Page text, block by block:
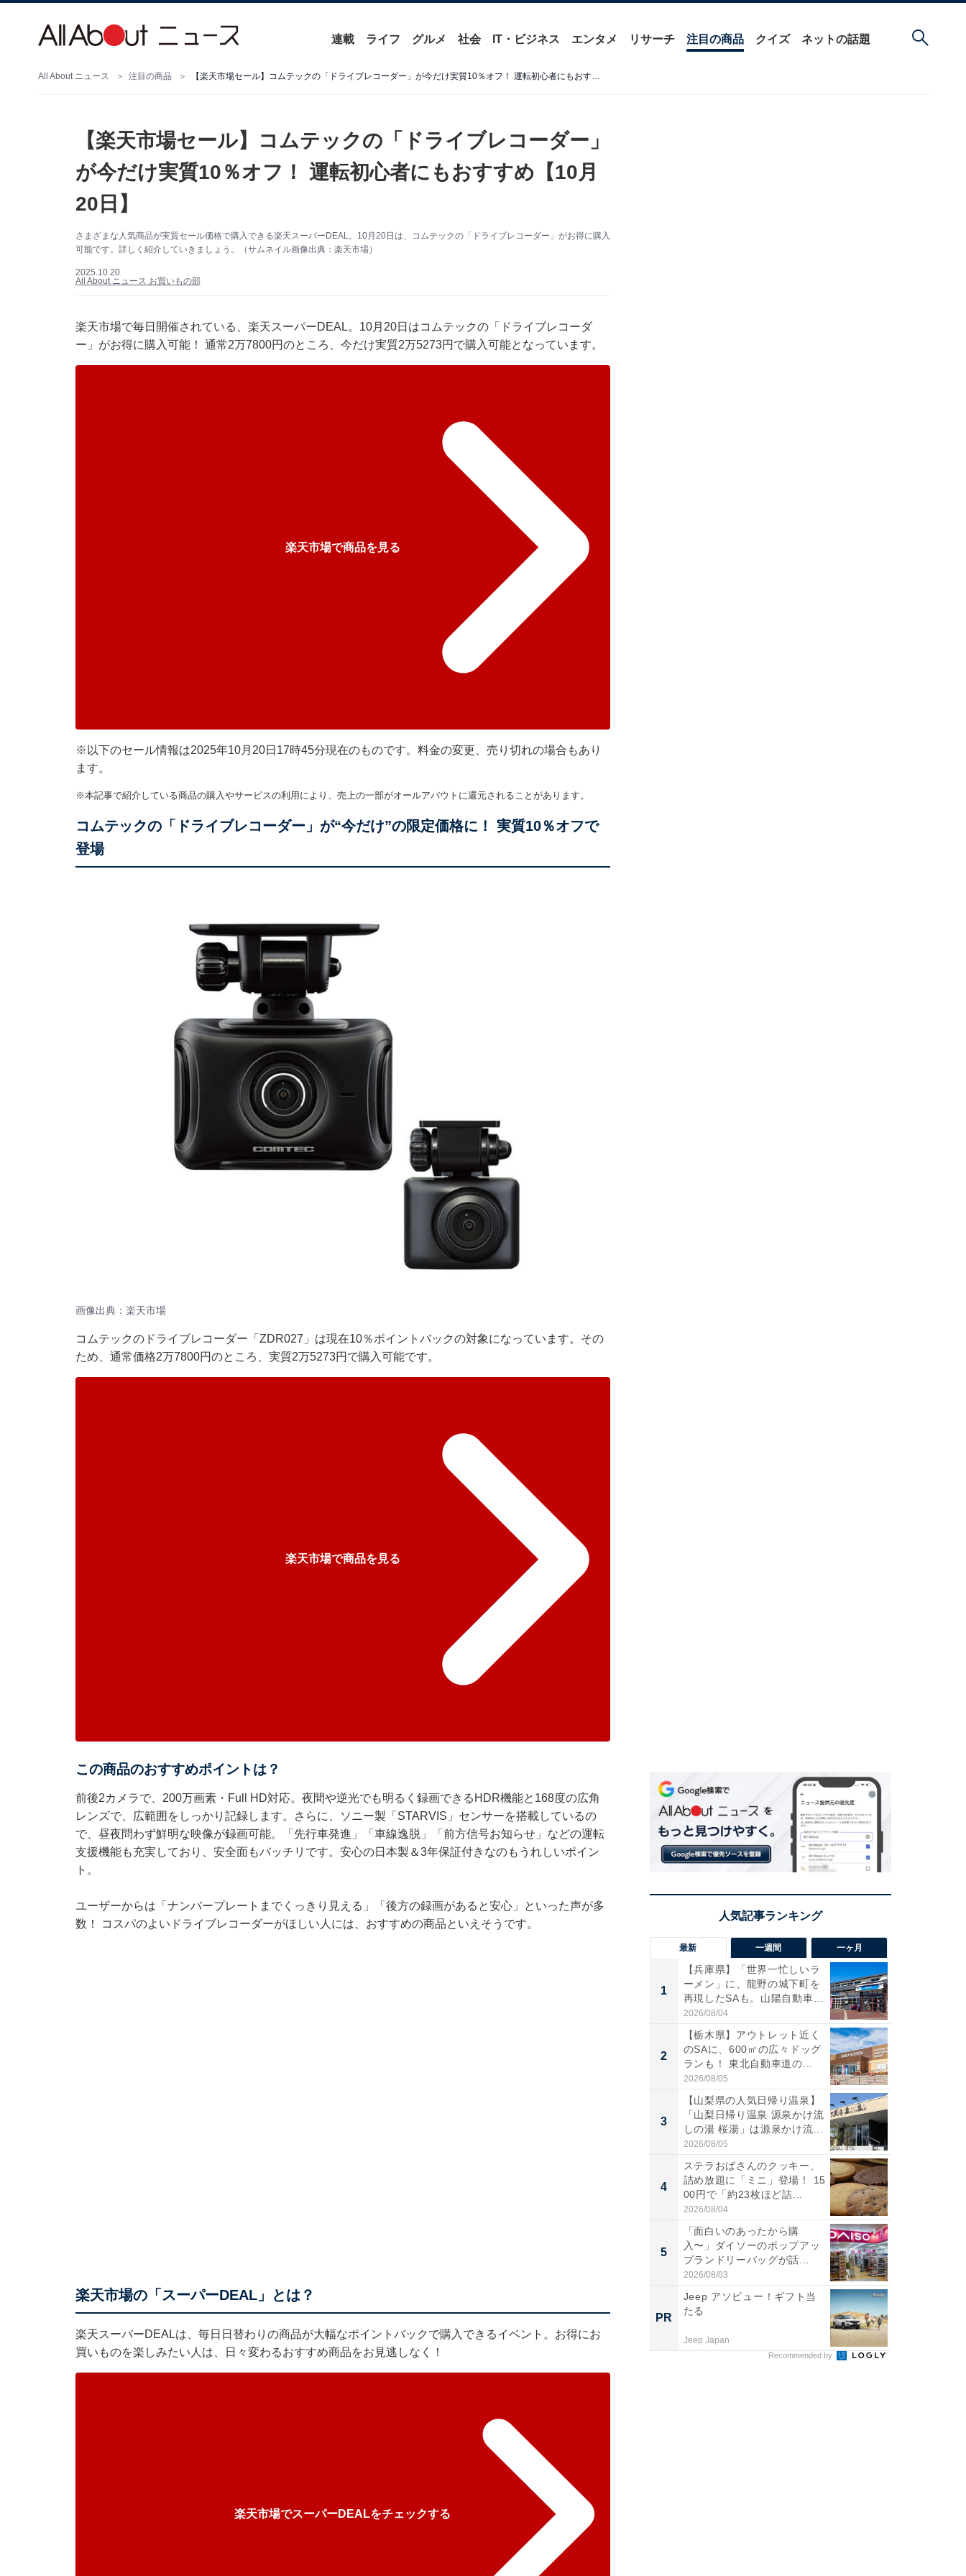
連載 ライフ グルメ 社会 IT・ビジネス エンタメ リサーチ 注目の商品 クイズ ネットの話題
All About ニュース 注目の商品 【楽天市場セール】コムテックの「ドライブレコーダー」が今だけ実質10％オフ！ 運転初心者にもおすすめ【10月20日】
【楽天市場セール】コムテックの「ドライブレコーダー」
が今だけ実質10％オフ！ 運転初心者にもおすすめ【10月
20日】
さまざまな人気商品が実質セール価格で購入できる楽天スーパーDEAL。10月20日は、コムテックの「ドライブレコーダー」がお得に購入
可能です。詳しく紹介していきましょう。（サムネイル画像出典：楽天市場）
2025.10.20
All About ニュース お買いもの部
楽天市場で毎日開催されている、楽天スーパーDEAL。10月20日はコムテックの「ドライブレコーダ
ー」がお得に購入可能！ 通常2万7800円のところ、今だけ実質2万5273円で購入可能となっています。
楽天市場で商品を見る
※以下のセール情報は2025年10月20日17時45分現在のものです。料金の変更、売り切れの場合もあり
ます。
※本記事で紹介している商品の購入やサービスの利用により、売上の一部がオールアバウトに還元されることがあります。
コムテックの「ドライブレコーダー」が“今だけ”の限定価格に！ 実質10％オフで
登場
画像出典：楽天市場
コムテックのドライブレコーダー「ZDR027」は現在10％ポイントバックの対象になっています。その
ため、通常価格2万7800円のところ、実質2万5273円で購入可能です。
楽天市場で商品を見る
この商品のおすすめポイントは？
前後2カメラで、200万画素・Full HD対応。夜間や逆光でも明るく録画できるHDR機能と168度の広角
レンズで、広範囲をしっかり記録します。さらに、ソニー製「STARVIS」センサーを搭載しているの
で、昼夜問わず鮮明な映像が録画可能。「先行車発進」「車線逸脱」「前方信号お知らせ」などの運転
支援機能も充実しており、安全面もバッチリです。安心の日本製＆3年保証付きなのもうれしいポイン
ト。
ユーザーからは「ナンバープレートまでくっきり見える」「後方の録画があると安心」といった声が多
数！ コスパのよいドライブレコーダーがほしい人には、おすすめの商品といえそうです。
楽天市場の「スーパーDEAL」とは？
楽天スーパーDEALは、毎日日替わりの商品が大幅なポイントバックで購入できるイベント。お得にお
買いものを楽しみたい人は、日々変わるおすすめ商品をお見逃しなく！
楽天市場でスーパーDEALをチェックする
最新 一週間 一ヶ月
1
【兵庫県】「世界一忙しいラ
ーメン」に、龍野の城下町を
再現したSAも。山陽自動車
道...
2026/08/04
2
【栃木県】アウトレット近く
のSAに、600㎡の広々ドッグ
ランも！ 東北自動車道の...
2026/08/05
3
【山梨県の人気日帰り温泉】
「山梨日帰り温泉 源泉かけ流
しの湯 桜湯」は源泉かけ流...
2026/08/05
4
ステラおばさんのクッキー、
詰め放題に「ミニ」登場！ 15
00円で「約23枚ほど詰...
2026/08/04
5
「面白いのあったから購
入〜」ダイソーのポップアッ
プランドリーバッグが話
題。“さま...
2026/08/03
PR
Jeep アソビュー！ギフト当
たる
Jeep Japan
Recommended by